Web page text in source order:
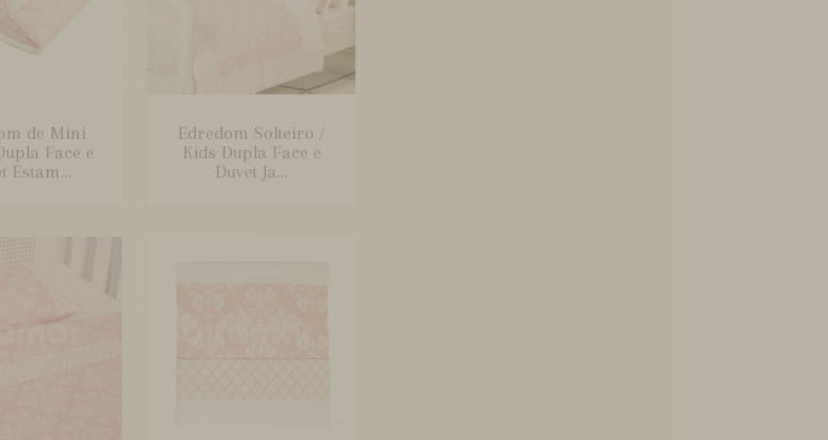
de Mini
Face e
Estam...
Edredom Solteiro /
Kids Dupla Face e
Duvet Ja...